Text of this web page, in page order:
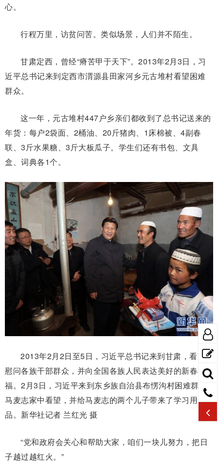
心。
行程万里，访贫问苦。类似场景，人们并不陌生。
甘肃定西，曾经“瘠苦甲于天下”。2013年2月3日，习
近平总书记来到定西市渭源县田家河乡元古堆村看望困难
群众。
这一年，元古堆村447户乡亲们都收到了总书记送来的
年货：每户2袋面、2桶油、20斤猪肉、1床棉被、4副春
联、3斤水果糖、3斤大板瓜子。学生们还有书包、文具
盒、词典各1个。
2013年2月2日至5日，习近平总书记来到甘肃，看望
慰问各族干部群众，并向全国各族人民表达美好的新春祝
福。2月3日，习近平来到东乡族自治县布愣沟村困难群众
马麦志家中看望，并给马麦志的两个儿子带来了学习用
品。新华社记者 兰红光 摄
“党和政府会关心和帮助大家，咱们一块儿努力，把日
子越过越红火。”